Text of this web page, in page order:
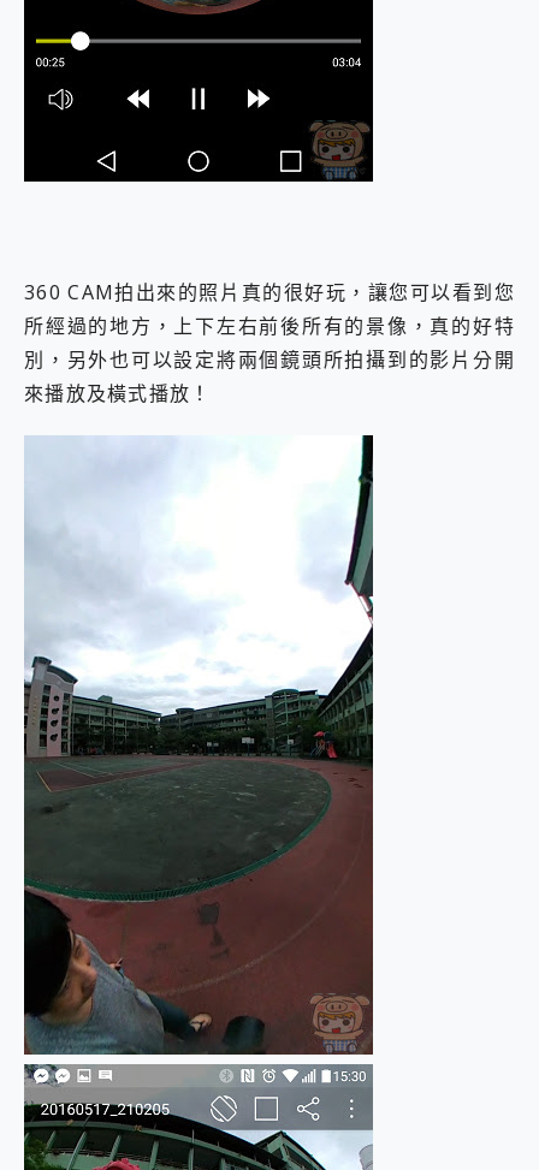
360 CAM拍出來的照片真的很好玩，讓您可以看到您
所經過的地方，上下左右前後所有的景像，真的好特
別，另外也可以設定將兩個鏡頭所拍攝到的影片分開
來播放及橫式播放！